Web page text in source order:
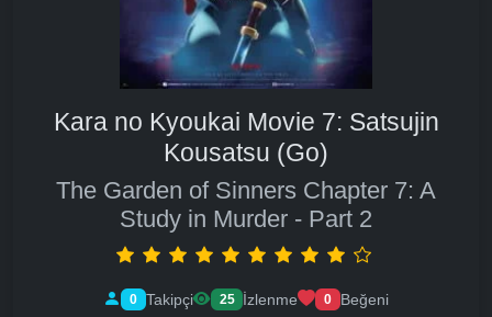
Kara no Kyoukai Movie 7: Satsujin
Kousatsu (Go)
The Garden of Sinners Chapter 7: A
Study in Murder - Part 2
0 Takipçi 25 İzlenme 0 Beğeni